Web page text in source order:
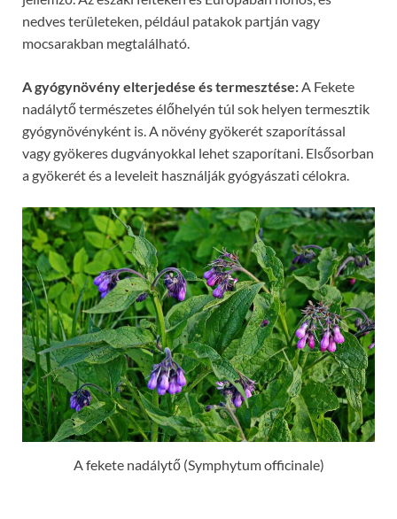
nedves területeken, például patakok partján vagy
mocsarakban megtalálható.
A gyógynövény elterjedése és termesztése: A Fekete
nadálytő természetes élőhelyén túl sok helyen termesztik
gyógynövényként is. A növény gyökerét szaporítással
vagy gyökeres dugványokkal lehet szaporítani. Elsősorban
a gyökerét és a leveleit használják gyógyászati ​​célokra.
A fekete nadálytő (Symphytum officinale)